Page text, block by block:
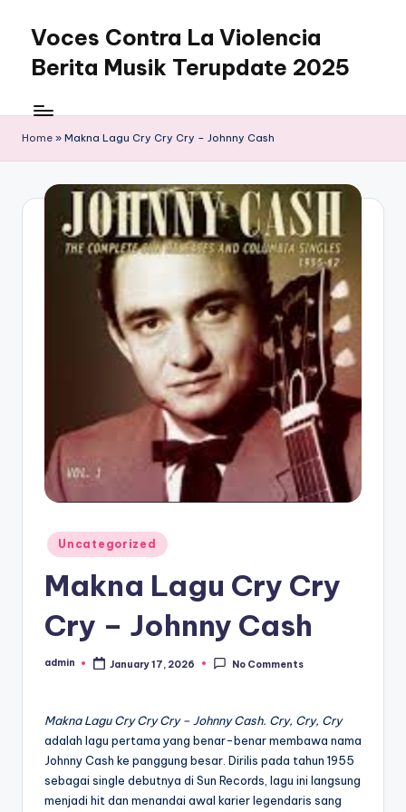
content
Voces Contra La Violencia
Berita Musik Terupdate 2025
Home » Makna Lagu Cry Cry Cry – Johnny Cash
Posted
in
Uncategorized
Makna Lagu Cry Cry
Cry – Johnny Cash
Posted
admin January 17, 2026 No Comments
Makna Lagu Cry Cry Cry – Johnny Cash. Cry, Cry, Cry
adalah lagu pertama yang benar-benar membawa nama
Johnny Cash ke panggung besar. Dirilis pada tahun 1955
sebagai single debutnya di Sun Records, lagu ini langsung
menjadi hit dan menandai awal karier legendaris sang